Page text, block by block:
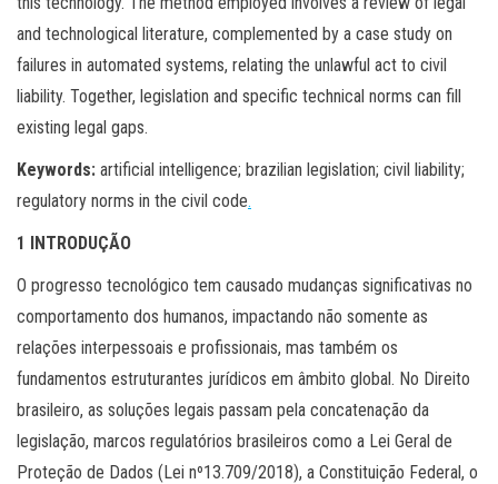
and technological literature, complemented by a case study on
failures in automated systems, relating the unlawful act to civil
liability. Together, legislation and specific technical norms can fill
existing legal gaps.
Keywords: artificial intelligence; brazilian legislation; civil liability;
regulatory norms in the civil code.
1 INTRODUÇÃO
O progresso tecnológico tem causado mudanças significativas no
comportamento dos humanos, impactando não somente as
relações interpessoais e profissionais, mas também os
fundamentos estruturantes jurídicos em âmbito global. No Direito
brasileiro, as soluções legais passam pela concatenação da
legislação, marcos regulatórios brasileiros como a Lei Geral de
Proteção de Dados (Lei nº13.709/2018), a Constituição Federal, o